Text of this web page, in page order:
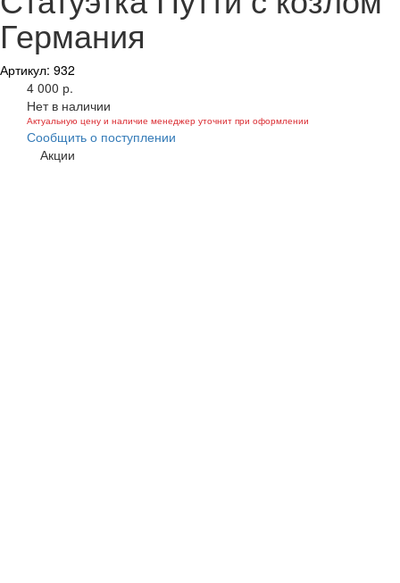
Германия
Артикул: 932
4 000 р.
Нет в наличии
Актуальную цену и наличие менеджер уточнит при оформлении
Сообщить о поступлении
Акции